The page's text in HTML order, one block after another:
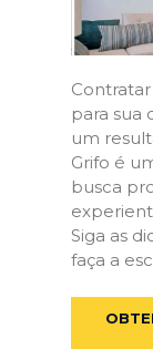
para sua
um
Grifo é
busca
Siga as
faça a